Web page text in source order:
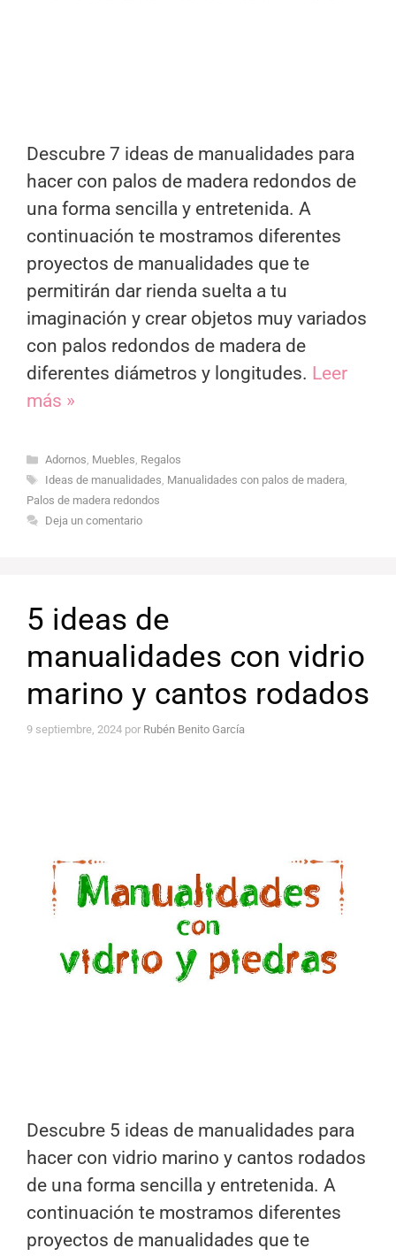
Descubre 7 ideas de manualidades para
hacer con palos de madera redondos de
una forma sencilla y entretenida. A
continuación te mostramos diferentes
proyectos de manualidades que te
permitirán dar rienda suelta a tu
imaginación y crear objetos muy variados
con palos redondos de madera de
diferentes diámetros y longitudes. Leer
más »
Categorías
Adornos, Muebles, Regalos
Etiquetas
Ideas de manualidades, Manualidades con palos de madera,
Palos de madera redondos
Deja un comentario
5 ideas de
manualidades con vidrio
marino y cantos rodados
9 septiembre, 2024 por Rubén Benito García
Descubre 5 ideas de manualidades para
hacer con vidrio marino y cantos rodados
de una forma sencilla y entretenida. A
continuación te mostramos diferentes
proyectos de manualidades que te